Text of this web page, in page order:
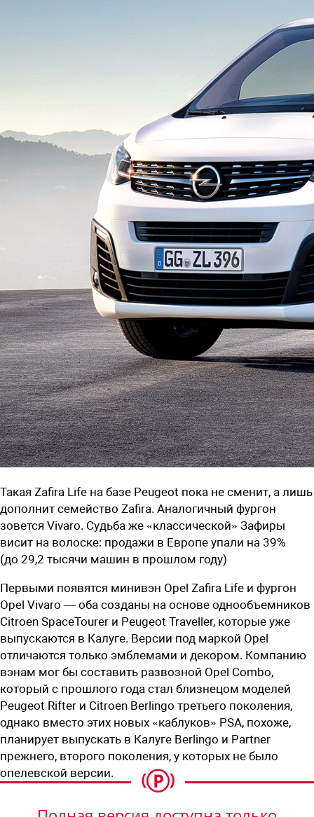
Такая Zafira Life на базе Peugeot пока не сменит, а лишь
дополнит семейство Zafira. Аналогичный фургон
зовется Vivaro. Судьба же «классической» Зафиры
висит на волоске: продажи в Европе упали на 39%
(до 29,2 тысячи машин в прошлом году)
Первыми появятся минивэн Opel Zafira Life и фургон
Opel Vivaro — оба созданы на основе однообъемников
Citroen SpaceTourer и Peugeot Traveller, которые уже
выпускаются в Калуге. Версии под маркой Opel
отличаются только эмблемами и декором. Компанию
вэнам мог бы составить развозной Opel Combo,
который с прошлого года стал близнецом моделей
Peugeot Rifter и Citroen Berlingo третьего поколения,
однако вместо этих новых «каблуков» PSA, похоже,
планирует выпускать в Калуге Berlingo и Partner
прежнего, второго поколения, у которых не было
опелевской версии.